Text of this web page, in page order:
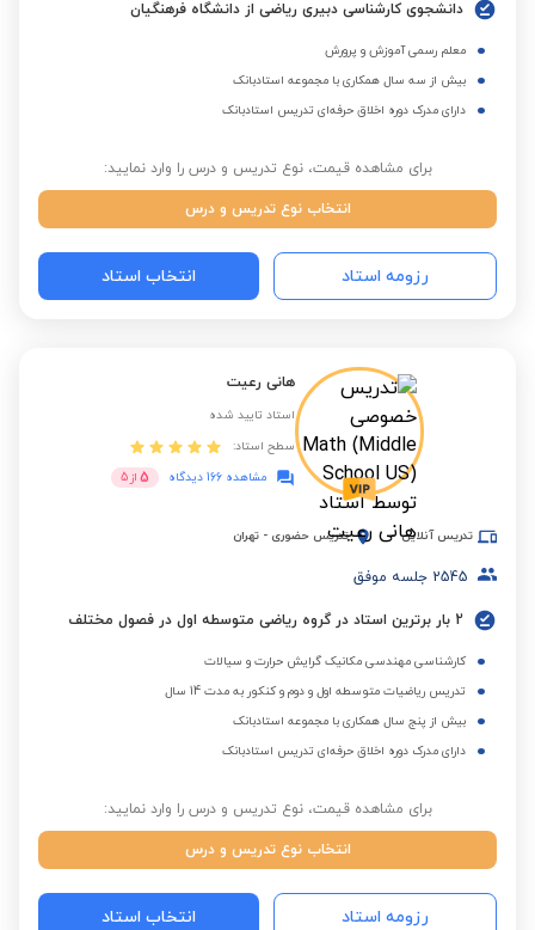
دانشجوی کارشناسی دبیری ریاضی از دانشگاه فرهنگیان
معلم رسمی آموزش و پرورش
بیش از سه سال همکاری با مجموعه استادبانک
دارای مدرک دوره اخلاق حرفه‌ای تدریس استادبانک
برای مشاهده قیمت، نوع تدریس و درس را وارد نمایید:
انتخاب نوع تدریس و درس
رزومه استاد انتخاب استاد
هانی رعیت
استاد تایید شده
سطح استاد:
مشاهده 166 دیدگاه
5 از 5
تدریس آنلاین تدریس حضوری - تهران
2545 جلسه موفق
2 بار برترین استاد در گروه ریاضی متوسطه اول در فصول مختلف
کارشناسی مهندسی مکانیک گرایش حرارت و سیالات
تدریس ریاضیات متوسطه اول و دوم و کنکور به مدت 14 سال
بیش از پنج سال همکاری با مجموعه استادبانک
دارای مدرک دوره اخلاق حرفه‌ای تدریس استادبانک
برای مشاهده قیمت، نوع تدریس و درس را وارد نمایید:
انتخاب نوع تدریس و درس
رزومه استاد انتخاب استاد